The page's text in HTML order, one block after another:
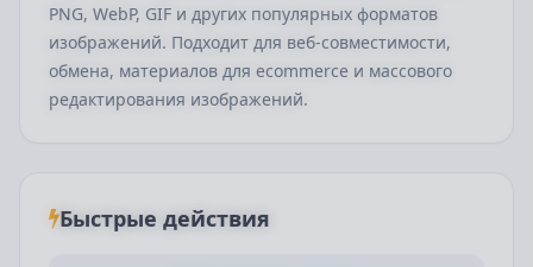
PNG, WebP, GIF и других популярных форматов
изображений. Подходит для веб-совместимости,
обмена, материалов для ecommerce и массового
редактирования изображений.
Быстрые действия